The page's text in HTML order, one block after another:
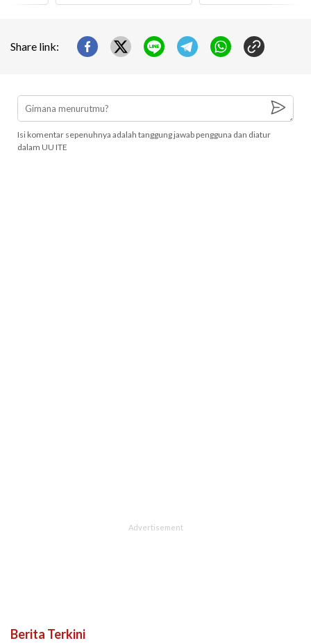
Share link:
Isi komentar sepenuhnya adalah tanggung jawab pengguna dan diatur
dalam UU ITE
Berita Terkini